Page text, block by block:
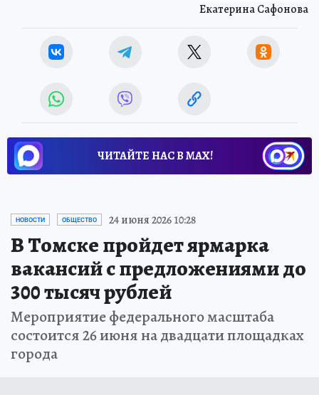
Екатерина Сафонова
ЧИТАЙТЕ НАС В МАХ!
НОВОСТИ ОБЩЕСТВО 24 июня 2026 10:28
В Томске пройдет ярмарка
вакансий с предложениями до
300 тысяч рублей
Мероприятие федерального масштаба
состоится 26 июня на двадцати площадках
города